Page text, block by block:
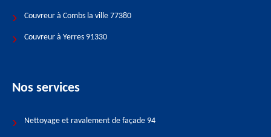
Couvreur à Combs la ville 77380
Couvreur à Yerres 91330
Nos services
Nettoyage et ravalement de façade 94